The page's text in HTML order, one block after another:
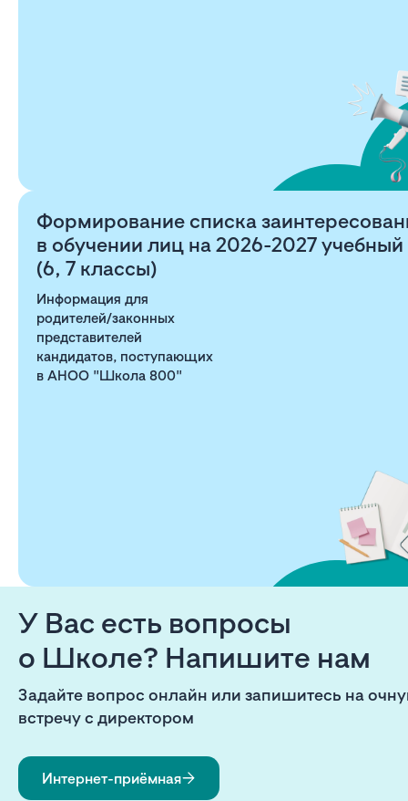
Формирование списка
в обучении лиц на 2026-2027 учебный
(6, 7 классы)
Информация для
родителей/законных
представителей
кандидатов, поступающих
в АНОО "Школа 800"
У Вас есть вопросы
о Школе? Напишите нам
Задайте вопрос онлайн или запишитесь на
встречу с директором
Интернет-приёмная